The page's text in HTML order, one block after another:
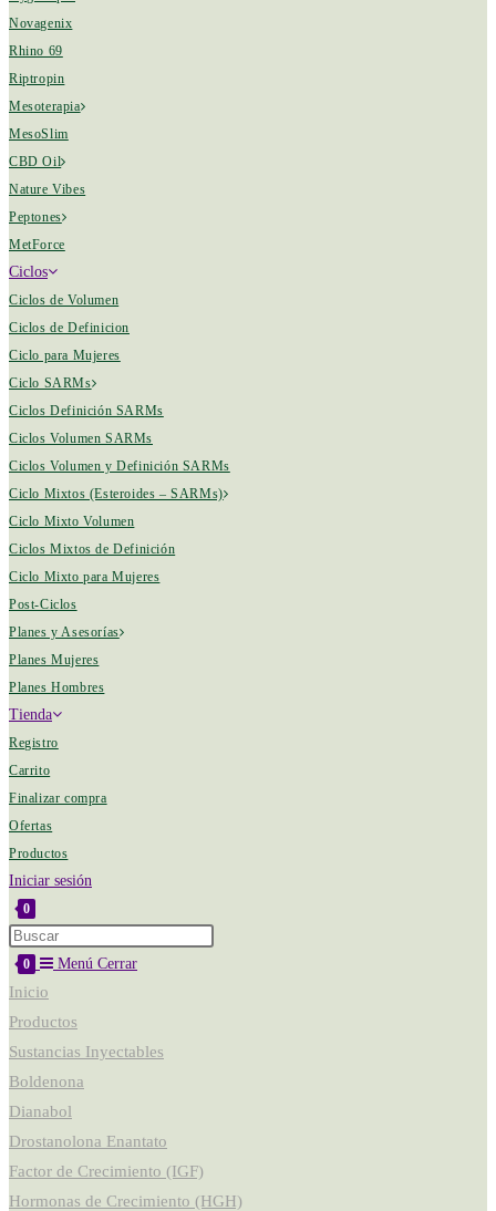
Novagenix
Rhino 69
Riptropin
Mesoterapia
MesoSlim
CBD Oil
Nature Vibes
Peptones
MetForce
Ciclos
Ciclos de Volumen
Ciclos de Definicion
Ciclo para Mujeres
Ciclo SARMs
Ciclos Definición SARMs
Ciclos Volumen SARMs
Ciclos Volumen y Definición SARMs
Ciclo Mixtos (Esteroides – SARMs)
Ciclo Mixto Volumen
Ciclos Mixtos de Definición
Ciclo Mixto para Mujeres
Post-Ciclos
Planes y Asesorías
Planes Mujeres
Planes Hombres
Tienda
Registro
Carrito
Finalizar compra
Ofertas
Productos
Iniciar sesión
0
0 Menú Cerrar
Inicio
Productos
Sustancias Inyectables
Boldenona
Dianabol
Drostanolona Enantato
Factor de Crecimiento (IGF)
Hormonas de Crecimiento (HGH)